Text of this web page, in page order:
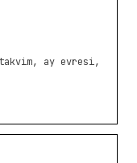
ay evresi,